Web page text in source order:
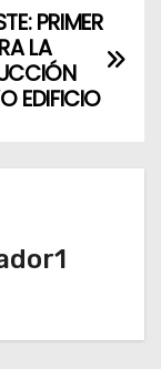
PRIMER
LA
EDIFICIO